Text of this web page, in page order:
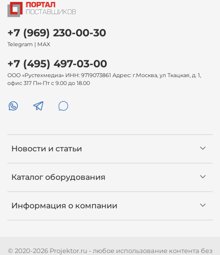
Новости и статьи
Каталог оборудования
Информация о компании
+7 (969) 230-00-30
Telegram | MAX
+7 (495) 497-03-00
ООО «Рустехмедиа» ИНН: 9719073861 Адрес: г.Москва, ул Ткацкая, д. 1,
офис 317 Пн-Пт с 9.00 до 18.00
© 2020-2026 Projektor.ru - любое использование контента без